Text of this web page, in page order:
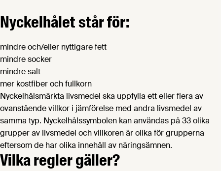
Nyckelhålet står för:
mindre och/eller nyttigare fett
mindre socker
mindre salt
mer kostfiber och fullkorn
Nyckelhålsmärkta livsmedel ska uppfylla ett eller flera av
ovanstående villkor i jämförelse med andra livsmedel av
samma typ. Nyckelhålssymbolen kan användas på 33 olika
grupper av livsmedel och villkoren är olika för grupperna
eftersom de har olika innehåll av näringsämnen.
Vilka regler gäller?